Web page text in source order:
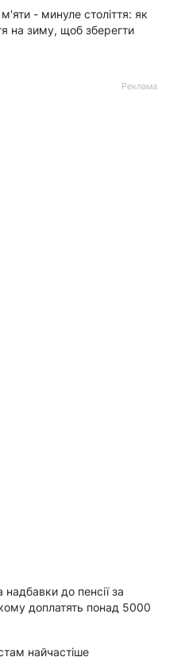
- минуле століття: як
на зиму, щоб зберегти
Реклама
надбавки до пенсії за
доплатять понад 5000
найчастіше